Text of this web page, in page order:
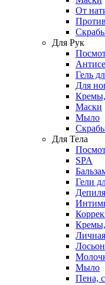
От
Для Рук
Гель
Для
Маски
Мыло
Для Тела
SPA
Гели
Кремы,
Мыло
Пена,